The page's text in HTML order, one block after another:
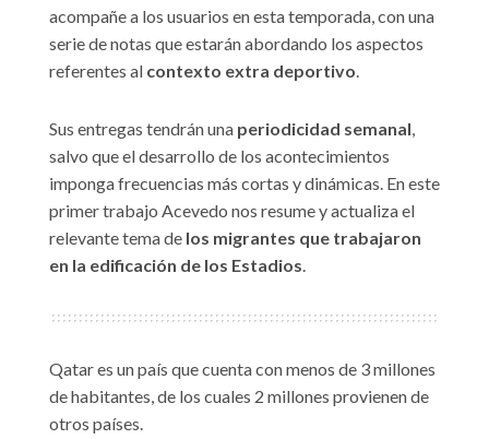
acompañe a los usuarios en esta temporada, con una
serie de notas que estarán abordando los aspectos
referentes al contexto extra deportivo.
Sus entregas tendrán una periodicidad semanal,
salvo que el desarrollo de los acontecimientos
imponga frecuencias más cortas y dinámicas. En este
primer trabajo Acevedo nos resume y actualiza el
relevante tema de los migrantes que trabajaron
en la edificación de los Estadios.
Qatar es un país que cuenta con menos de 3 millones
de habitantes, de los cuales 2 millones provienen de
otros países.